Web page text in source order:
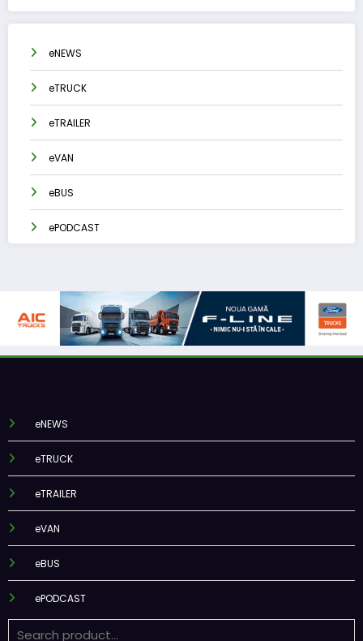
eNEWS
eTRUCK
eTRAILER
eVAN
eBUS
ePODCAST
eNEWS
eTRUCK
eTRAILER
eVAN
eBUS
ePODCAST